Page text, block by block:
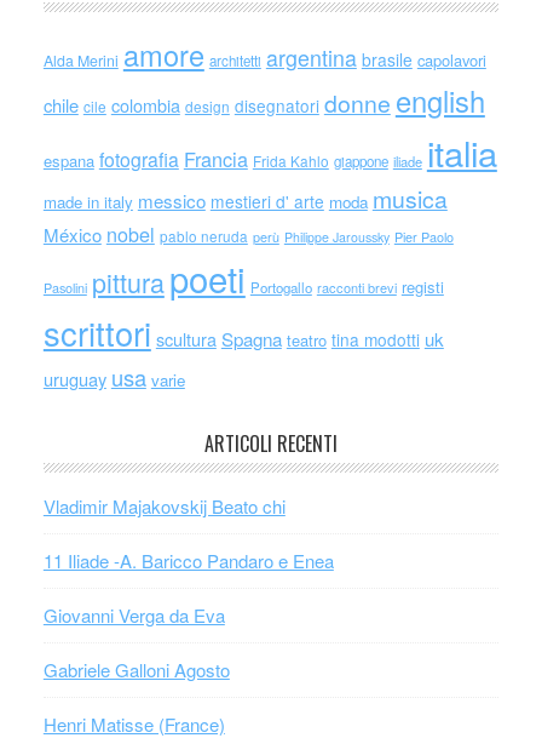
Alda Merini amore architetti argentina brasile capolavori
chile cile colombia design disegnatori donne english
espana fotografia Francia Frida Kahlo giappone iliade italia
made in italy messico mestieri d' arte moda musica
México nobel pablo neruda perù Philippe Jaroussky Pier Paolo
Pasolini pitturapoeti Portogallo racconti brevi registi
scrittori scultura Spagna teatro tina modotti uk
uruguay usa varie
ARTICOLI RECENTI
Vladimir Majakovskij Beato chi
11 Iliade -A. Baricco Pandaro e Enea
Giovanni Verga da Eva
Gabriele Galloni Agosto
Henri Matisse (France)